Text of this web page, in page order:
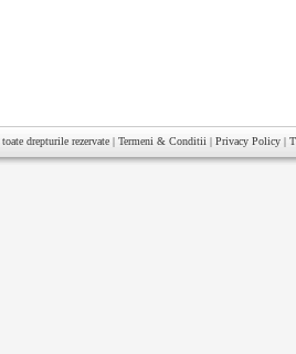
toate drepturile rezervate | Termeni & Conditii | Privacy Policy |